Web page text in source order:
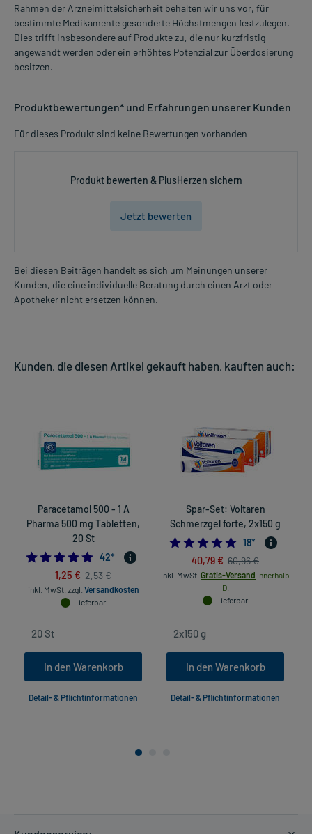
Rahmen der Arzneimittelsicherheit behalten wir uns vor, für
bestimmte Medikamente gesonderte Höchstmengen festzulegen.
Dies trifft insbesondere auf Produkte zu, die nur kurzfristig
angewandt werden oder ein erhöhtes Potenzial zur Überdosierung
besitzen.
Produktbewertungen* und Erfahrungen unserer Kunden
Für dieses Produkt sind keine Bewertungen vorhanden
Produkt bewerten & PlusHerzen sichern
Jetzt bewerten
Bei diesen Beiträgen handelt es sich um Meinungen unserer
Kunden, die eine individuelle Beratung durch einen Arzt oder
Apotheker nicht ersetzen können.
Kunden, die diesen Artikel gekauft haben, kauften auch:
Paracetamol 500 - 1 A
Pharma 500 mg Tabletten,
20 St
4.833333333333333
42*
1,25 € 2,53 €
inkl. MwSt. zzgl. Versandkosten
Lieferbar
In den Warenkorb
Detail- & Pflichtinformationen
Spar-Set: Voltaren
Schmerzgel forte, 2x150 g
5.0
18*
40,79 € 60,96 €
inkl. MwSt. Gratis-Versand innerhalb
D.
Lieferbar
In den Warenkorb
Detail- & Pflichtinformationen